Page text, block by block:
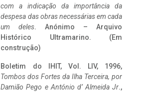
com a indicação da importância da
despesa das obras necessárias em cada
um deles. Anónimo – Arquivo
Histórico Ultramarino. (Em
construção)
Boletim do IHIT, Vol. LIV, 1996,
Tombos dos Fortes da Ilha Terceira, por
Damião Pego e António d’ Almeida Jr.,